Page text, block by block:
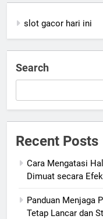
slot gacor hari ini
Search
Recent Posts
Cara Mengatasi
Dimuat secara
Panduan Menjaga
Tetap Lancar dan